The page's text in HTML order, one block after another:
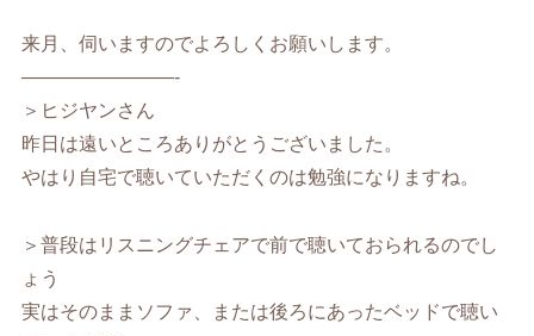
来月、伺いますのでよろしくお願いします。
————————-
＞ヒジヤンさん
昨日は遠いところありがとうございました。
やはり自宅で聴いていただくのは勉強になりますね。
＞普段はリスニングチェアで前で聴いておられるのでし
ょう
実はそのままソファ、または後ろにあったベッドで聴い